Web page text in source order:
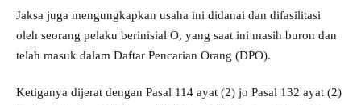
Jaksa juga mengungkapkan usaha ini didanai dan difasilitasi
oleh seorang pelaku berinisial O, yang saat ini masih buron dan
telah masuk dalam Daftar Pencarian Orang (DPO).
Ketiganya dijerat dengan Pasal 114 ayat (2) jo Pasal 132 ayat (2)